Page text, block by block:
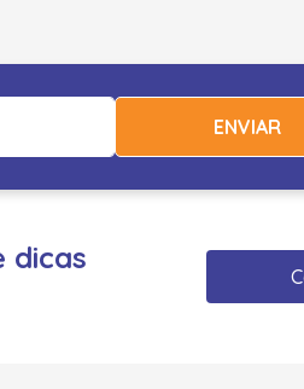
ENVIAR
dicas